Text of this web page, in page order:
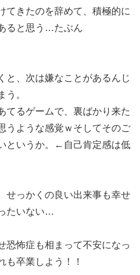
てきたのを辞めて、積極的に
ると思う…たぶん
と、次は嫌なことがあるんじ
う。
てるゲームで、裏ばかり来た
うような感覚ｗそしてそのご
というか。←自己肯定感は低
せっかくの良い出来事も幸せ
たいない…
恐怖症も相まって不安になっ
も卒業しよう！！